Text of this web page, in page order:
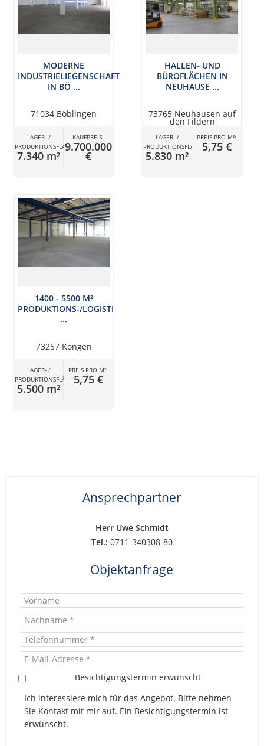
MODERNE
INDUSTRIELIEGENSCHAFT
IN BÖ ...
71034 Böblingen
LAGER- /
PRODUKTIONSFLÄCHE
7.340 m²
KAUFPREIS:
9.700.000
€
HALLEN- UND
BÜROFLÄCHEN IN
NEUHAUSE ...
73765 Neuhausen auf
den Fildern
LAGER- /
PRODUKTIONSFLÄCHE
5.830 m²
PREIS PRO M²:
5,75 €
1400 - 5500 M²
PRODUKTIONS-/LOGISTI
...
73257 Köngen
LAGER- /
PRODUKTIONSFLÄCHE
5.500 m²
PREIS PRO M²:
5,75 €
Ansprechpartner
Herr Uwe Schmidt
Tel.: 0711-340308-80
Objektanfrage
Besichtigungstermin erwünscht